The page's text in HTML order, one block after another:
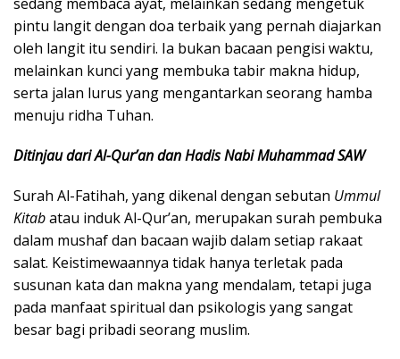
pintu langit dengan doa terbaik yang pernah diajarkan
oleh langit itu sendiri. Ia bukan bacaan pengisi waktu,
melainkan kunci yang membuka tabir makna hidup,
serta jalan lurus yang mengantarkan seorang hamba
menuju ridha Tuhan.
Ditinjau dari Al-Qur’an dan Hadis Nabi Muhammad SAW
Surah Al-Fatihah, yang dikenal dengan sebutan Ummul
Kitabatau induk Al-Qur’an, merupakan surah pembuka
dalam mushaf dan bacaan wajib dalam setiap rakaat
salat. Keistimewaannya tidak hanya terletak pada
susunan kata dan makna yang mendalam, tetapi juga
pada manfaat spiritual dan psikologis yang sangat
besar bagi pribadi seorang muslim.